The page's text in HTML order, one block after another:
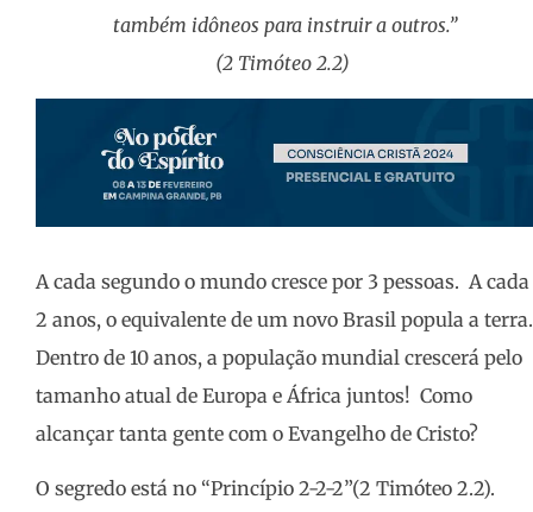
também idôneos para instruir a outros.”
(2 Timóteo2.2)
A cada segundo o mundo cresce por 3 pessoas. A cada
2 anos, o equivalente de um novo Brasil popula a terra.
Dentro de 10 anos, a população mundial crescerá pelo
tamanho atual de Europa e África juntos! Como
alcançar tanta gente com o Evangelho de Cristo?
O segredo está no “Princípio 2-2-2”(2 Timóteo 2.2).